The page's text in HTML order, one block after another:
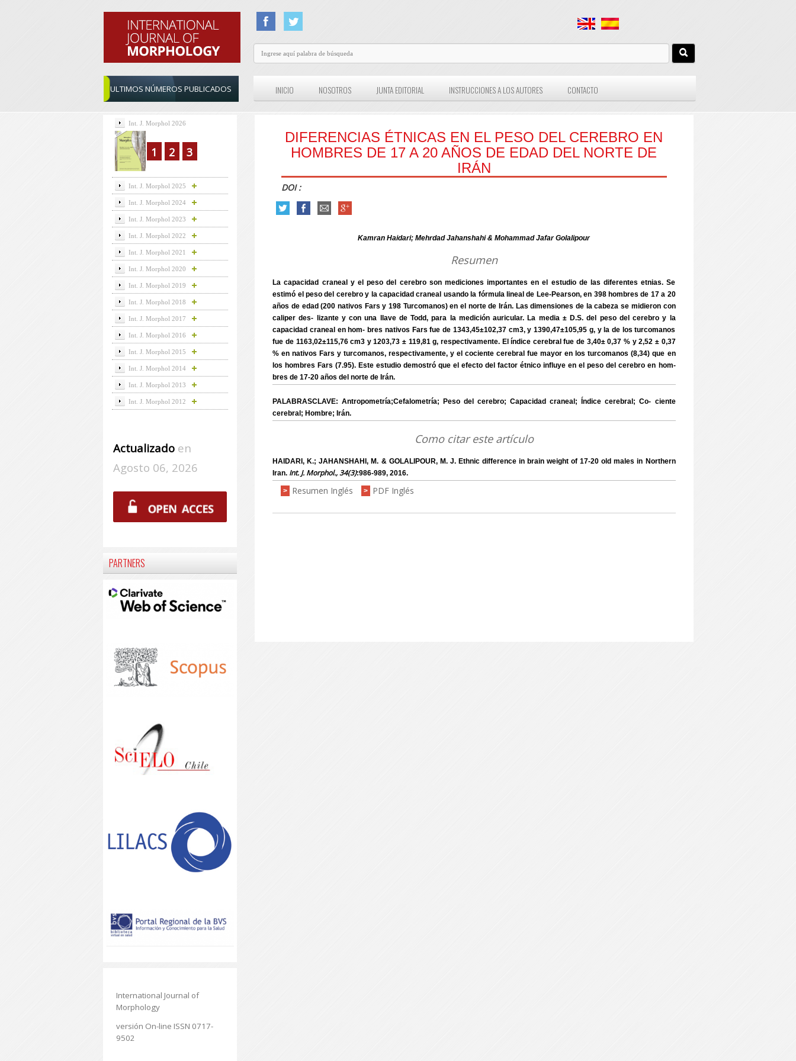
ULTIMOS NÚMEROS PUBLICADOS INICIO NOSOTROS JUNTA EDITORIAL INSTRUCCIONES A LOS AUTORES CONTACTO
DIFERENCIAS ÉTNICAS EN EL PESO DEL CEREBRO EN
HOMBRES DE 17 A 20 AÑOS DE EDAD DEL NORTE DE
IRÁN
DOI :
Kamran Haidari; Mehrdad Jahanshahi & Mohammad Jafar Golalipour
Resumen
La capacidad craneal y el peso del cerebro son mediciones importantes en el estudio de las diferentes etnias. Se
estimó el peso del cerebro y la capacidad craneal usando la fórmula lineal de Lee-Pearson, en 398 hombres de 17 a 20
años de edad (200 nativos Fars y 198 Turcomanos) en el norte de Irán. Las dimensiones de la cabeza se midieron con
caliper des- lizante y con una llave de Todd, para la medición auricular. La media ± D.S. del peso del cerebro y la
capacidad craneal en hom- bres nativos Fars fue de 1343,45±102,37 cm3, y 1390,47±105,95 g, y la de los turcomanos
fue de 1163,02±115,76 cm3 y 1203,73 ± 119,81 g, respectivamente. El índice cerebral fue de 3,40± 0,37 % y 2,52 ± 0,37
% en nativos Fars y turcomanos, respectivamente, y el cociente cerebral fue mayor en los turcomanos (8,34) que en
los hombres Fars (7.95). Este estudio demostró que el efecto del factor étnico influye en el peso del cerebro en hom-
bres de 17-20 años del norte de Irán.
PALABRASCLAVE: Antropometría;Cefalometría; Peso del cerebro; Capacidad craneal; Índice cerebral; Co- ciente
cerebral; Hombre; Irán.
Como citar este artículo
HAIDARI, K.; JAHANSHAHI, M. & GOLALIPOUR, M. J. Ethnic difference in brain weight of 17-20 old males in Northern
Iran. Int. J. Morphol., 34(3):986-989, 2016.
> Resumen Inglés > PDF Inglés
Int. J. Morphol 2026
1 2 3
Int. J. Morphol 2025
Int. J. Morphol 2024
Int. J. Morphol 2023
Int. J. Morphol 2022
Int. J. Morphol 2021
Int. J. Morphol 2020
Int. J. Morphol 2019
Int. J. Morphol 2018
Int. J. Morphol 2017
Int. J. Morphol 2016
Int. J. Morphol 2015
Int. J. Morphol 2014
Int. J. Morphol 2013
Int. J. Morphol 2012
Actualizadoen
Agosto 06, 2026
PARTNERS
International Journal of
Morphology
versión On-line ISSN 0717-
9502